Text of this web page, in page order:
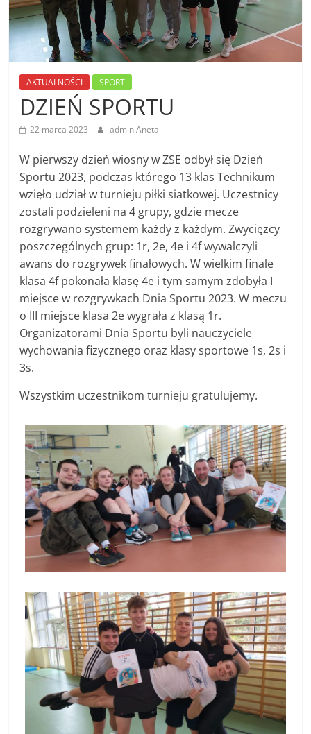
AKTUALNOŚCI SPORT
DZIEŃ SPORTU
22 marca 2023 admin Aneta
W pierwszy dzień wiosny w ZSE odbył się Dzień
Sportu 2023, podczas którego 13 klas Technikum
wzięło udział w turnieju piłki siatkowej. Uczestnicy
zostali podzieleni na 4 grupy, gdzie mecze
rozgrywano systemem każdy z każdym. Zwycięzcy
poszczególnych grup: 1r, 2e, 4e i 4f wywalczyli
awans do rozgrywek finałowych. W wielkim finale
klasa 4f pokonała klasę 4e i tym samym zdobyła I
miejsce w rozgrywkach Dnia Sportu 2023. W meczu
o III miejsce klasa 2e wygrała z klasą 1r.
Organizatorami Dnia Sportu byli nauczyciele
wychowania fizycznego oraz klasy sportowe 1s, 2s i
3s.
Wszystkim uczestnikom turnieju gratulujemy.